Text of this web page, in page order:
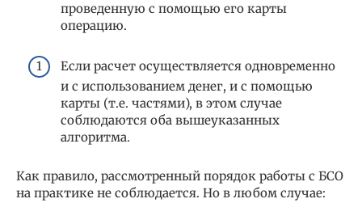
проведенную с помощью его карты
операцию.
Если расчет осуществляется одновременно
и с использованием денег, и с помощью
карты (т.е. частями), в этом случае
соблюдаются оба вышеуказанных
алгоритма.
Как правило, рассмотренный порядок работы с БСО
на практике не соблюдается. Но в любом случае: